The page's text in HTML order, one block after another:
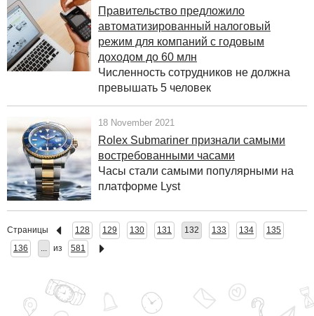
Правительство предложило
автоматизированный налоговый
режим для компаний с годовым
доходом до 60 млн
Численность сотрудников не должна
превышать 5 человек
18 November 2021
Rolex Submariner признали самыми
востребованными часами
Часы стали самыми популярными на
платформе Lyst
Страницы 128 129 130 131 132 133 134
135
136
... из 581